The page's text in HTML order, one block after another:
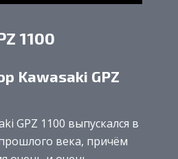
1100
Kawasaki GPZ
GPZ 1100 выпускался в
века, причём